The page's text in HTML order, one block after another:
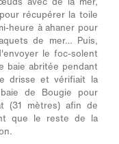
récupérer la toile
heure à ahaner pour
de mer… Puis,
le foc-solent
baie abritée pendant
drisse et vérifiait la
de Bougie pour
(31 mètres) afin de
que le reste de la